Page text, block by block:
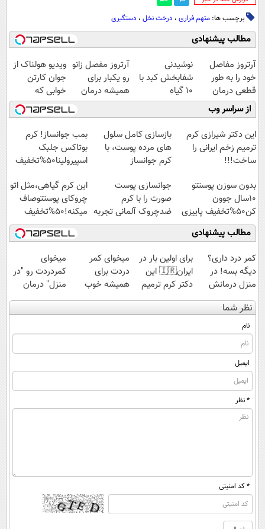
برچسب ها: متهم فراری ، درخت نخل ، دستگیری
مطالب پیشنهادی
آرتروز مفاصل
خود را به طور
قطعی درمان
کنید!
◗پرسش‌نامه◖
نوشیدنی
شفابخش کبد با
10 گیاه
موثر(تخفیف تا
امشب)
آرتروز مفصل زانو
رو یکبار برای
همیشه درمان
کن!
◗پرسش‌نامه◖
ویدیو هولناک از
جوان کارتن
خوابی که
میلیاردر شد.
آموزش رایگان
از سراسر وب
این دکتر شیرازی کرم
ترمیم زخم ایرانی را
ساخت!!!
بازسازی کامل سلول
های مرده پوست، با
کرم جوانساز
بمب جوانساز! کرم
بوتاکس جلبک
اسپیرولینا50%تخفیف
بدون سوزن پوستتو
10سال جوون
کن50%تخفیف پاییزی
جوانسازی پوست
صورت را با کرم
ضدچروک آلمانی تجربه
کنید!
این کرم گیاهی،مثل اتو
چروکای پوستتوصاف
میکنه!50%تخفیف
مطالب پیشنهادی
کمر درد داری؟
دیگه بسه! در
منزل درمانش
کن
(◀پرسش‌نامه)
برای اولین بار در
ایران🇮🇷 این
دکتر کرم ترمیم
کننده 23 روزه
ساخت!
میخوای کمر
دردت برای
همیشه خوب
شه؟ ◀
پرسش‌نامه رو پر
میخوای
کمردردت رو "در
منزل" درمان
کنی؟ (◂فیلم +
◂پرسش‌نامه)
نظر شما
نام
ایمیل
* نظر
* کد امنیتی